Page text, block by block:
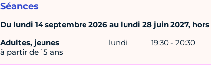
Séances
Du lundi 14 septembre 2026 au lundi 28 juin 2027,
Adultes, jeunes
à partir de 15 ans
lundi 19:30 - 20:30